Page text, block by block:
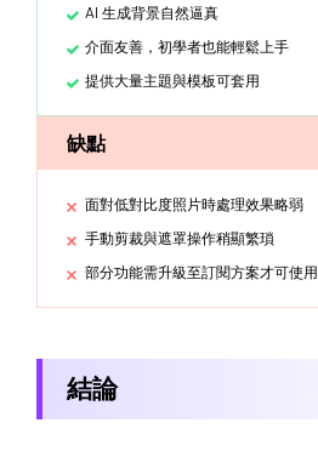
AI 生成背景自然逼真
介面友善，初學者也能輕鬆上手
提供大量主題與模板可套用
缺點
面對低對比度照片時處理效果略弱
手動剪裁與遮罩操作稍顯繁瑣
部分功能需升級至訂閱方案才可使用
結論